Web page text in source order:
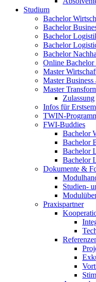
Studium
Bachelor
Bachelor
Bachelor
Bachelor
Bachelor
Online Bachelor
Master
Master
Master
Zulassung
Infos für
TWIN-
FWI-Buddies
Bachelor
Bachelor
Bachelor
Bachelor
Dokumente &
Studien-
Praxispartner